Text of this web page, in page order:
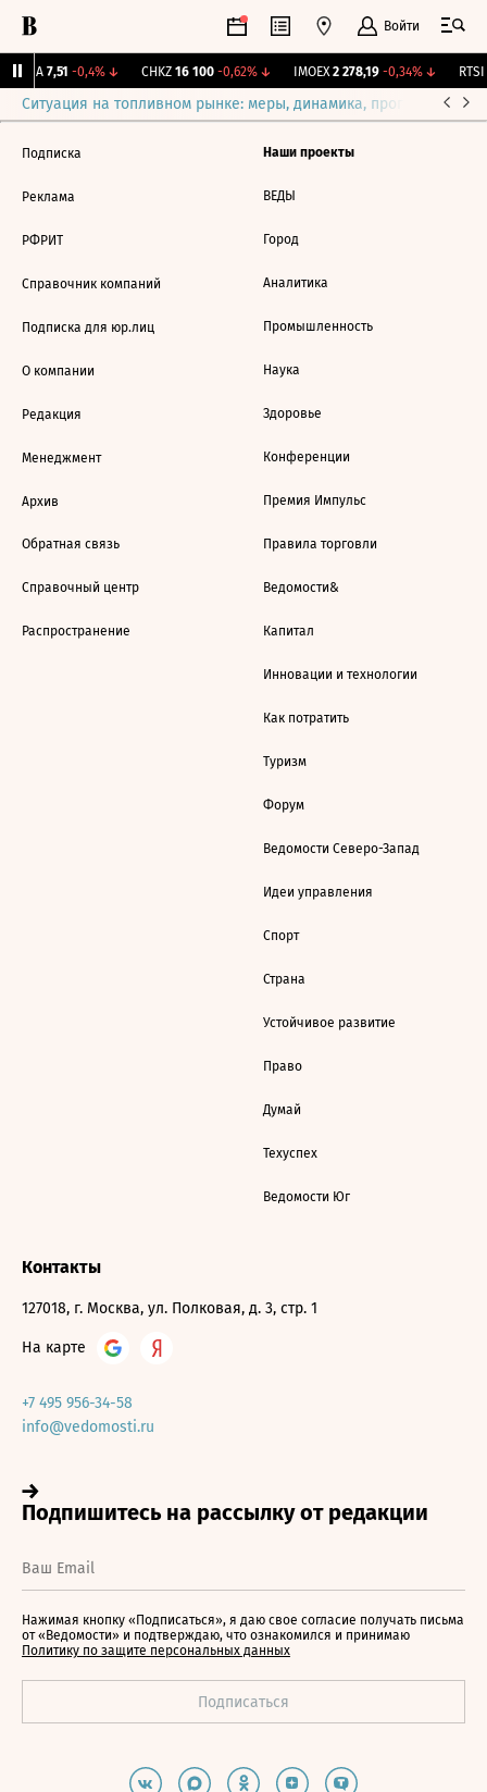
Войти
ARSA 7,51 -0,4%↓ CHKZ 16 100 -0,62%↓ IMOEX 2 278,19 -0,34%↓ RTSI
Ситуация на топливном рынке: меры, динамика, прогнозы
Подписка
Реклама
РФРИТ
Справочник компаний
Подписка для юр.лиц
О компании
Редакция
Менеджмент
Архив
Обратная связь
Справочный центр
Распространение
Наши проекты
ВЕДЫ
Город
Аналитика
Промышленность
Наука
Здоровье
Конференции
Премия Импульс
Правила торговли
Ведомости&
Капитал
Инновации и технологии
Как потратить
Туризм
Форум
Ведомости Северо-Запад
Идеи управления
Спорт
Страна
Устойчивое развитие
Право
Думай
Техуспех
Ведомости Юг
Контакты
127018, г. Москва, ул. Полковая, д. 3, стр. 1
На карте
+7 495 956-34-58
info@vedomosti.ru
Нажимая кнопку «Подписаться», я даю свое согласие получать письма
от «Ведомости» и подтверждаю, что ознакомился и принимаю
Политику по защите персональных данных